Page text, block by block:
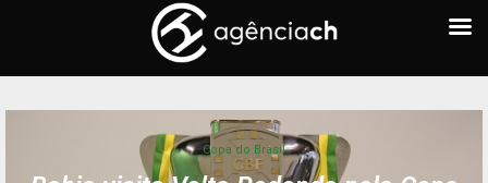
Copa do Brasil